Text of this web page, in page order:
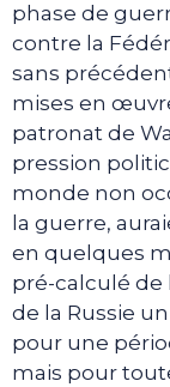
phase de
contre la
sans
mises en
patronat de
pression
monde non
la guerre,
en quelques
pré-calculé de
de la Russie
pour une
mais pour